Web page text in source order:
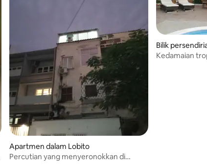
Apartmen dalam Lobito
Percutian yang menyeronokkan di
Bilik
a
Kedamaian